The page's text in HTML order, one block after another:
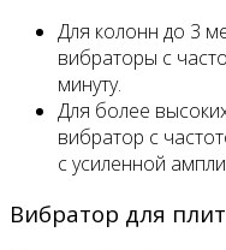
Для колонн до 3
вибраторы с
минуту.
Для более
вибратор с
с усиленной
Вибратор для плит